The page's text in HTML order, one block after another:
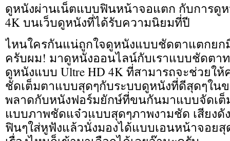
ดูหนังผ่านเน็ตแบบฟินหน้าจอแตก กับการดูห
4K บนเว็บดูหนังที่ได้รับความนิยมที่ปี
ไหนใครกันแน่ถูกใจดูหนังแบบชัดตาแตกย
ครับผม! มาดูหนังออนไลน์กับเราแบบชัดตา
ดูหนังแบบ Ultre HD 4K ที่สามารถจะช่วยใ
ชัดเต็มตาแบบสุดๆกับระบบดูหนังที่ดีสุดๆใ
พลาดกับหนังฟอร์มยักษ์ที่ขนกันมาแบบจัดเต็
แบบภาพชัดแจ๋วแบบสุดๆภาพงามชัด เสียงดั
ฟินๆใส่หูฟังแล้วนั่งมองได้แบบเอนหน้าจอยสุ